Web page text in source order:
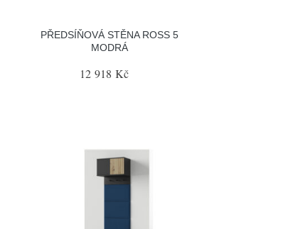
PŘEDSÍŇOVÁ STĚNA ROSS 5
MODRÁ
12 918 Kč